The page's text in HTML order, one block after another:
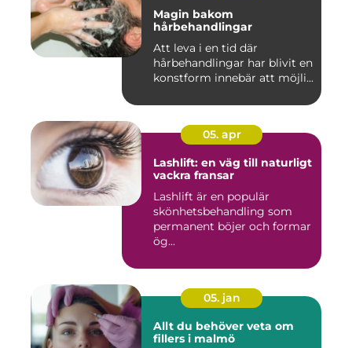
Magin bakom
hårbehandlingar
Att leva i en tid där
hårbehandlingar har blivit en
konstform innebär att möjli...
05. apr
Lashlift: en väg till naturligt
vackra fransar
Lashlift är en populär
skönhetsbehandling som
permanent böjer och formar
ög...
05. jan
Allt du behöver veta om
fillers i malmö